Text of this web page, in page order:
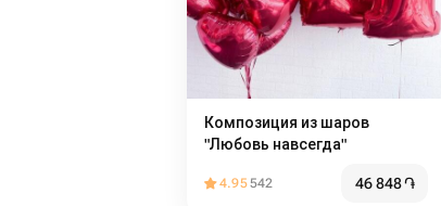
Композиция из шаров
"Любовь навсегда"
4.95542 46 848֏